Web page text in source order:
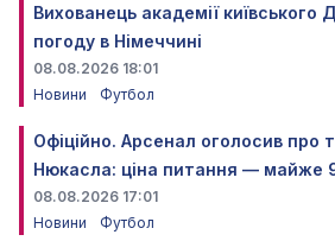
Вихованець академії київського
погоду в Німеччині
08.08.2026 18:01
Новини
Футбол
Офіційно. Арсенал оголосив про
Нюкасла: ціна питання — майже
08.08.2026 17:01
Новини
Футбол